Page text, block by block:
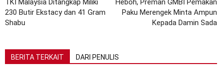
TKI Malaysia Ditangkap Miliki
230 Butir Ekstacy dan 41 Gram
Shabu
Heboh, Preman GMBI Pemakan
Paku Merengek Minta Ampun
Kepada Damin Sada
BERITA TERKAIT DARI PENULIS